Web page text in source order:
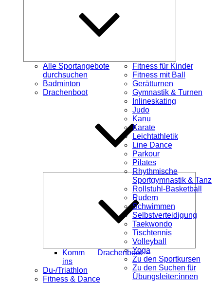
Alle Sportangebote
durchsuchen
Badminton
Drachenboot
öffnen
Komm
ins
Drachenboot
Du-/Triathlon
Fitness & Dance
Fitness für Kinder
Fitness mit Ball
Gerätturnen
Gymnastik & Turnen
Inlineskating
Judo
Kanu
Karate
Leichtathletik
Line Dance
Parkour
Pilates
Rhythmische
Sportgymnastik & Tanz
Rollstuhl-Basketball
Rudern
Schwimmen
Selbstverteidigung
Taekwondo
Tischtennis
Volleyball
Yoga
Zu den Sportkursen
Zu den Suchen für
Übungsleiter:innen